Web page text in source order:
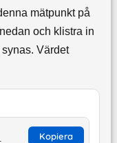
mätpunkt på
och klistra in
Värdet
Kopiera